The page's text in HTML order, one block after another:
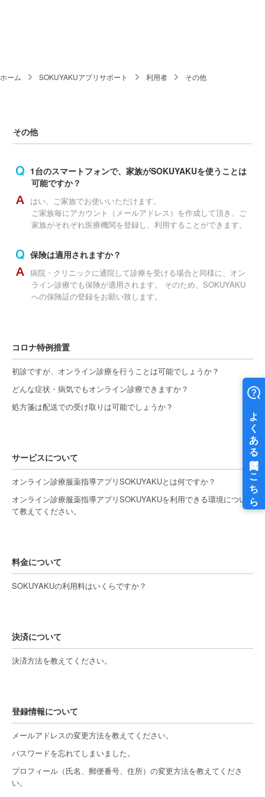
ホーム SOKUYAKUアプリサポート 利用者 その他
コロナ特例措置
初診ですが、オンライン診療を行うことは可能でしょうか？
どんな症状・病気でもオンライン診療できますか？
処方箋は配送での受け取りは可能でしょうか？
サービスについて
オンライン診療服薬指導アプリSOKUYAKUとは何ですか？
オンライン診療服薬指導アプリSOKUYAKUを利用できる環境につい
て教えてください。
料金について
SOKUYAKUの利用料はいくらですか？
決済について
決済方法を教えてください。
登録情報について
メールアドレスの変更方法を教えてください。
パスワードを忘れてしまいました。
プロフィール（氏名、郵便番号、住所）の変更方法を教えてくださ
い。
その他
1台のスマートフォンで、家族がSOKUYAKUを使うことは
可能ですか？
はい、ご家族でお使いいただけます。
ご家族毎にアカウント（メールアドレス）を作成して頂き、ご
家族がそれぞれ医療機関を登録し、利用することができます。
保険は適用されますか？
病院・クリニックに通院して診療を受ける場合と同様に、オン
ライン診療でも保険が適用されます。 そのため、SOKUYAKU
への保険証の登録をお願い致します。